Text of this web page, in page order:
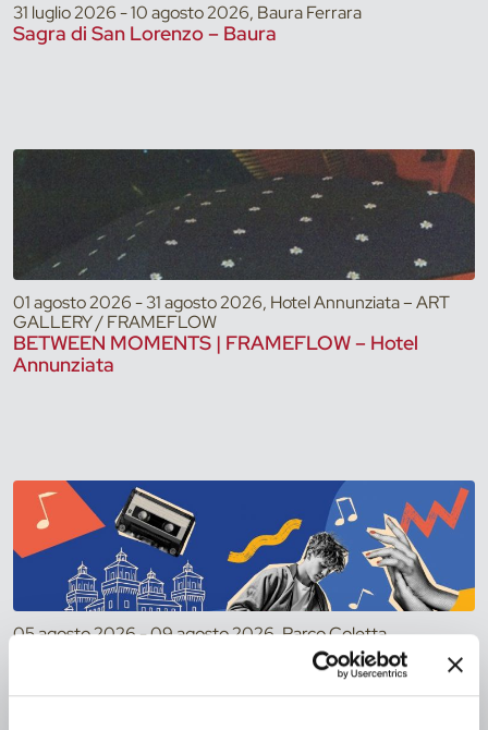
31 luglio 2026 - 10 agosto 2026, Baura Ferrara
Sagra di San Lorenzo – Baura
01 agosto 2026 - 31 agosto 2026, Hotel Annunziata – ART
GALLERY / FRAMEFLOW
BETWEEN MOMENTS | FRAMEFLOW – Hotel
Annunziata
05 agosto 2026 - 09 agosto 2026, Parco Coletta